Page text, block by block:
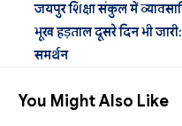
जयपुर शिक्षा संकुल में
भूख हड़ताल दूसरे दिन भी
समर्थन
You Might Also Like